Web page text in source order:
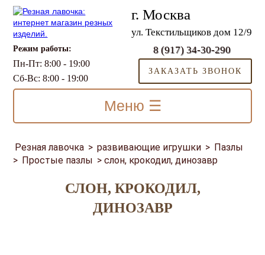
г. Москва
ул. Текстильщиков дом 12/9
Режим работы:
Пн-Пт: 8:00 - 19:00
Сб-Вс: 8:00 - 19:00
8 (917) 34-30-290
ЗАКАЗАТЬ ЗВОНОК
Меню ☰
Резная лавочка > развивающие игрушки > Пазлы
> Простые пазлы >слон, крокодил, динозавр
СЛОН, КРОКОДИЛ,
ДИНОЗАВР